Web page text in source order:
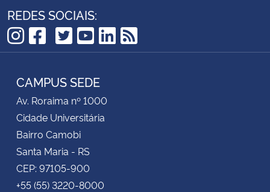
REDES SOCIAIS:
Instagram
Facebook
TikTok
Twitter
YouTube
LinkedIn
RSS
CAMPUS SEDE
Av. Roraima nº 1000
Cidade Universitária
Bairro Camobi
Santa Maria - RS
CEP: 97105-900
+55 (55) 3220-8000